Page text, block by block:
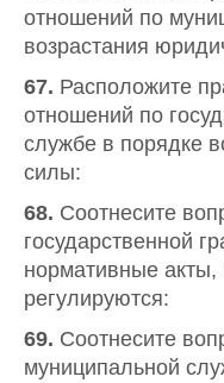
отношений по
возрастания
67. Расположите
отношений по
службе в порядке
силы:
68. Соотнесите
государственной
нормативные акты,
регулируются:
69. Соотнесите
муниципальной